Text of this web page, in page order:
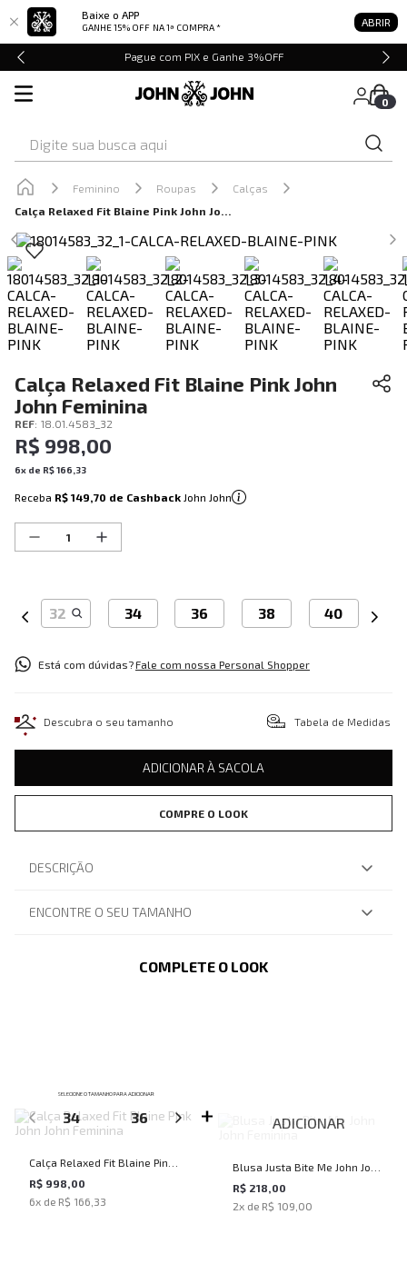
Baixe o APP
GANHE 15% OFF NA 1ª COMPRA * ABRIR
Pague com PIX e Ganhe 3%OFF
0
Feminino Roupas
Calças
Calça Relaxed Fit Blaine Pink John John Feminina
Calça Relaxed Fit Blaine Pink John
John Feminina
REF: 18.01.4583_32
R$ 998,00
6x de R$166 33
Receba R$ 149,70 de Cashback John John
32 34 36 38 40
Está com dúvidas?Fale com nossa Personal Shopper
Descubra o seu tamanho Tabela de Medidas
ADICIONAR À SACOLA
COMPRE O LOOK
DESCRIÇÃO
ENCONTRE O SEU TAMANHO
COMPLETE O LOOK
SELECIONE O TAMANHO PARA ADICIONAR
34 36 38 40 42
Calça Relaxed Fit Blaine Pink
John John Feminina
R$ 998,00
6x de R$ 166,33
ADICIONAR
Blusa Justa Bite Me John John
Feminina
R$ 218,00
2x de R$ 109,00